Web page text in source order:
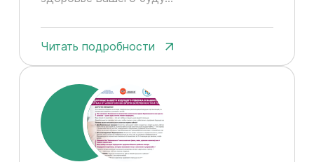
Читать подробности